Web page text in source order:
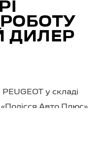
ДИЛЕР
у складі
Авто Плюс»